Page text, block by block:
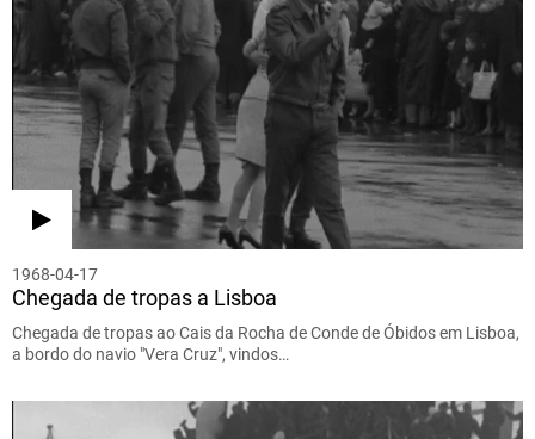
1968-04-17
Chegada de tropas a Lisboa
Chegada de tropas ao Cais da Rocha de Conde de Óbidos em Lisboa,
a bordo do navio "Vera Cruz", vindos…